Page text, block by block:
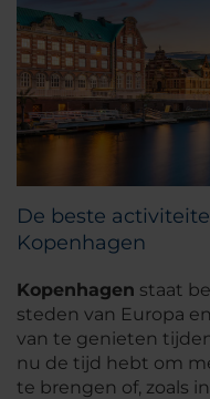
De beste
Kopenhagen
Kopenhagen staat
steden van Europa
van te genieten
nu de tijd hebt om
te brengen of, zoals